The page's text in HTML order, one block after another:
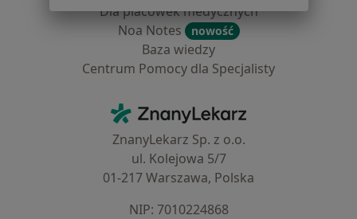
Dla placówek medycznych
Noa Notes
nowość
Baza wiedzy
Centrum Pomocy dla Specjalisty
ZnanyLekarz - Strona główna
ZnanyLekarz Sp. z o.o.
ul. Kolejowa 5/7
01-217 Warszawa, Polska
NIP: ⁠7010224868